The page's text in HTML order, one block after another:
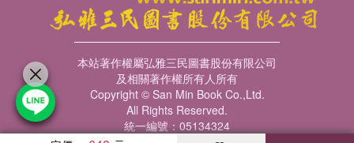
本站著作權屬弘雅三民圖書股份有限公司
及相關著作權所有人所有
Copyright © San Min Book Co.,Ltd.
All Rights Reserved.
統一編號：05134324